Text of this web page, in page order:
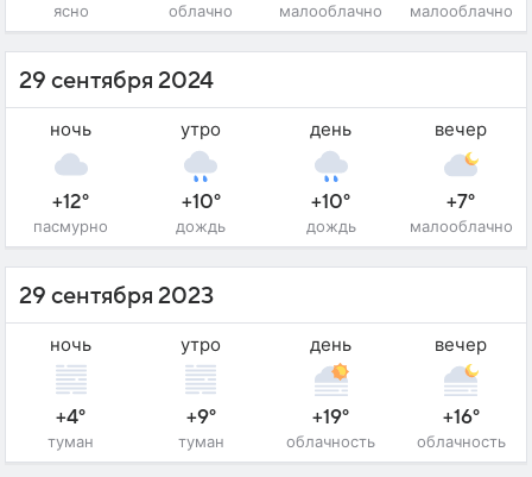
ясно облачно малооблачно малооблачно
29 сентября 2024
ночь
+12°
пасмурно
утро
+10°
дождь
день
+10°
дождь
вечер
+7°
малооблачно
29 сентября 2023
ночь
+4°
туман
утро
+9°
туман
день
+19°
облачность
вечер
+16°
облачность